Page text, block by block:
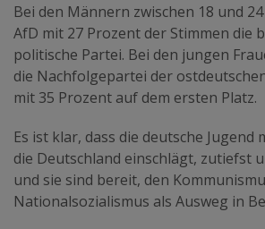
Bei den Männern zwischen 18 und
AfD mit 27 Prozent der Stimmen die
politische Partei. Bei den jungen
die Nachfolgepartei der
mit 35 Prozent auf dem ersten Platz.
Es ist klar, dass die deutsche Jugend
die Deutschland einschlägt, zutiefst
und sie sind bereit, den
Nationalsozialismus als Ausweg in